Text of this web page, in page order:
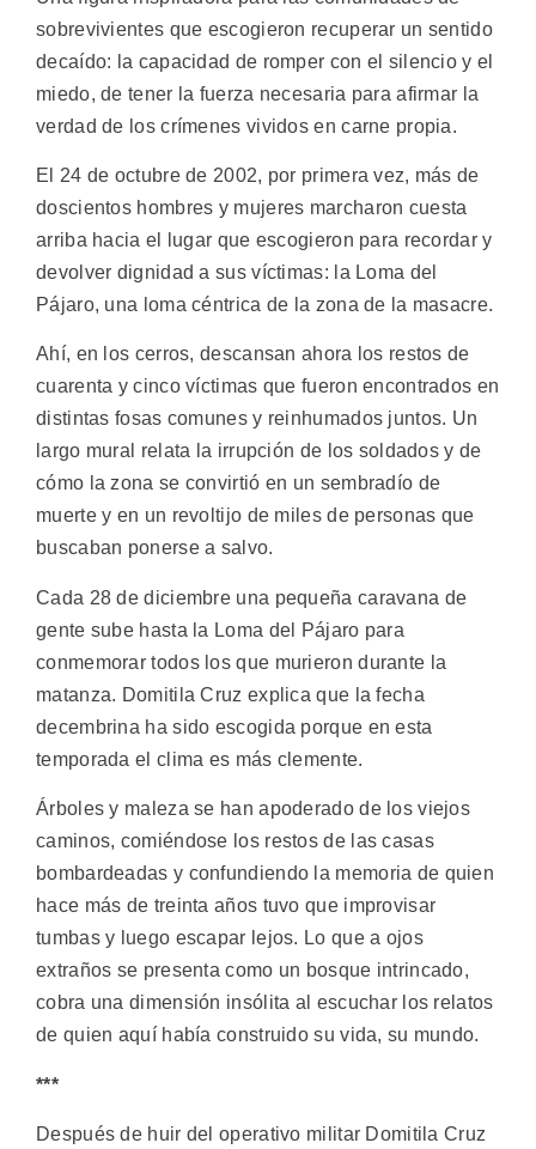
sobrevivientes que escogieron recuperar un sentido
decaído: la capacidad de romper con el silencio y el
miedo, de tener la fuerza necesaria para afirmar la
verdad de los crímenes vividos en carne propia.
El 24 de octubre de 2002, por primera vez, más de
doscientos hombres y mujeres marcharon cuesta
arriba hacia el lugar que escogieron para recordar y
devolver dignidad a sus víctimas: la Loma del
Pájaro, una loma céntrica de la zona de la masacre.
Ahí, en los cerros, descansan ahora los restos de
cuarenta y cinco víctimas que fueron encontrados en
distintas fosas comunes y reinhumados juntos. Un
largo mural relata la irrupción de los soldados y de
cómo la zona se convirtió en un sembradío de
muerte y en un revoltijo de miles de personas que
buscaban ponerse a salvo.
Cada 28 de diciembre una pequeña caravana de
gente sube hasta la Loma del Pájaro para
conmemorar todos los que murieron durante la
matanza. Domitila Cruz explica que la fecha
decembrina ha sido escogida porque en esta
temporada el clima es más clemente.
Árboles y maleza se han apoderado de los viejos
caminos, comiéndose los restos de las casas
bombardeadas y confundiendo la memoria de quien
hace más de treinta años tuvo que improvisar
tumbas y luego escapar lejos. Lo que a ojos
extraños se presenta como un bosque intrincado,
cobra una dimensión insólita al escuchar los relatos
de quien aquí había construido su vida, su mundo.
***
Después de huir del operativo militar Domitila Cruz